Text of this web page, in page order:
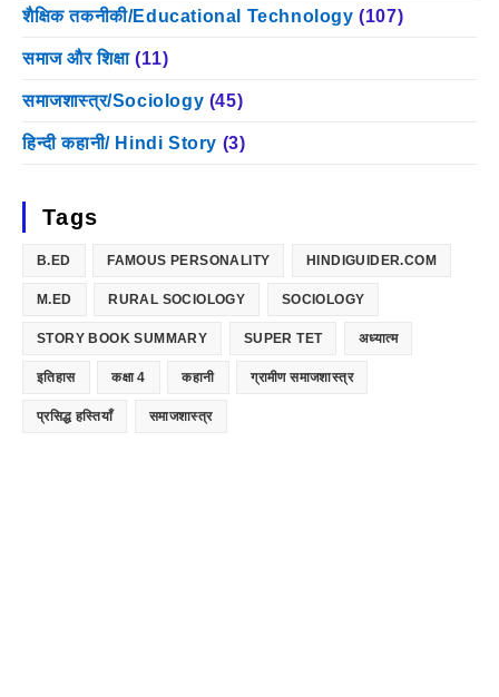
शैक्षिक तकनीकी/Educational Technology (107)
समाज और शिक्षा (11)
समाजशास्त्र/Sociology (45)
हिन्दी कहानी/ Hindi Story (3)
Tags
B.ED FAMOUS PERSONALITY HINDIGUIDER.COM
M.ED RURAL SOCIOLOGY SOCIOLOGY
STORY BOOK SUMMARY SUPER TET अध्यात्म
इतिहास कक्षा 4 कहानी ग्रामीण समाजशास्त्र
प्रसिद्ध हस्तियाँ समाजशास्त्र